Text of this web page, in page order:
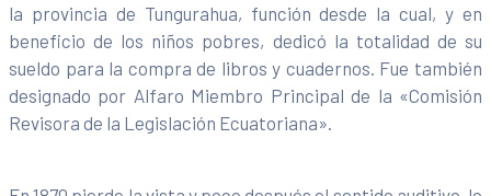
la provincia de Tungurahua, función desde la cual, y en
beneficio de los niños pobres, dedicó la totalidad de su
sueldo para la compra de libros y cuadernos. Fue también
designado por Alfaro Miembro Principal de la «Comisión
Revisora de la Legislación Ecuatoriana».